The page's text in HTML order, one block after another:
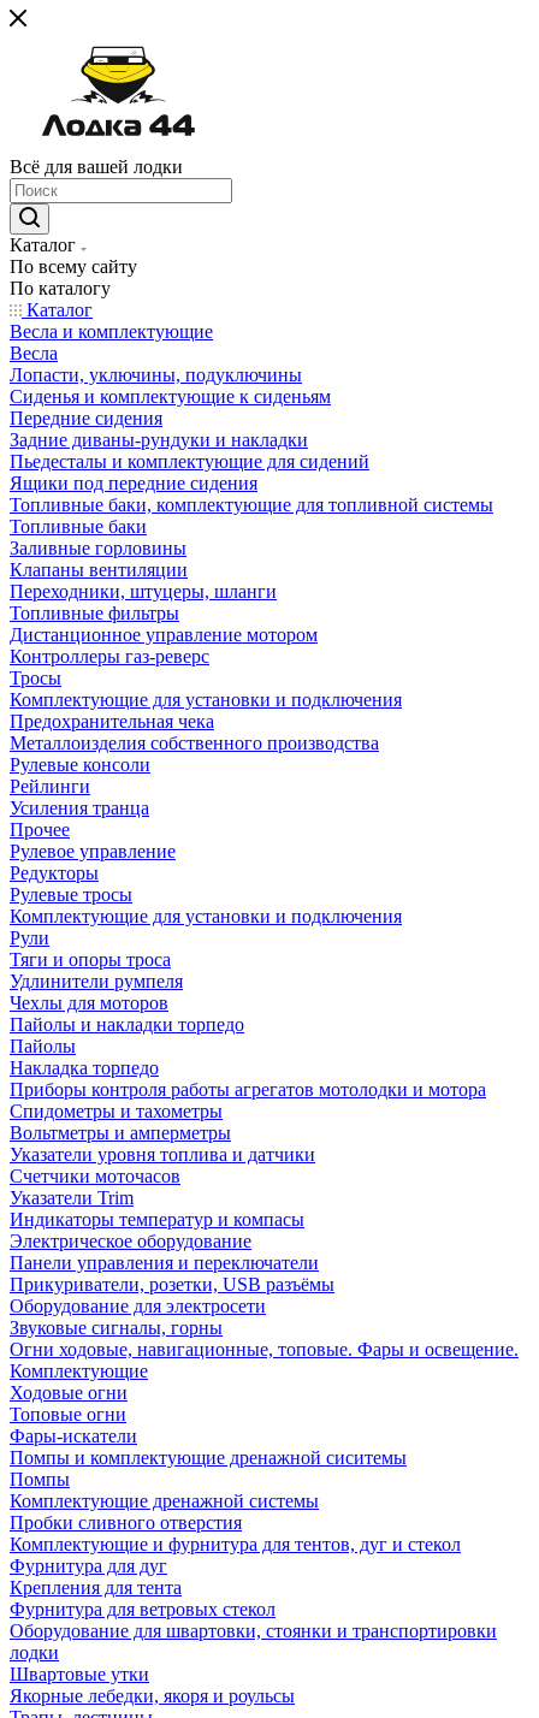
Всё для вашей лодки
Каталог
По всему сайту
По каталогу
Каталог
Весла и комплектующие
Весла
Лопасти, уключины, подуключины
Сиденья и комплектующие к сиденьям
Передние сидения
Задние диваны-рундуки и накладки
Пьедесталы и комплектующие для сидений
Ящики под передние сидения
Топливные баки, комплектующие для топливной системы
Топливные баки
Заливные горловины
Клапаны вентиляции
Переходники, штуцеры, шланги
Топливные фильтры
Дистанционное управление мотором
Контроллеры газ-реверс
Тросы
Комплектующие для установки и подключения
Предохранительная чека
Металлоизделия собственного производства
Рулевые консоли
Рейлинги
Усиления транца
Прочее
Рулевое управление
Редукторы
Рулевые тросы
Комплектующие для установки и подключения
Рули
Тяги и опоры троса
Удлинители румпеля
Чехлы для моторов
Пайолы и накладки торпедо
Пайолы
Накладка торпедо
Приборы контроля работы агрегатов мотолодки и мотора
Спидометры и тахометры
Вольтметры и амперметры
Указатели уровня топлива и датчики
Счетчики моточасов
Указатели Trim
Индикаторы температур и компасы
Электрическое оборудование
Панели управления и переключатели
Прикуриватели, розетки, USB разъёмы
Оборудование для электросети
Звуковые сигналы, горны
Огни ходовые, навигационные, топовые. Фары и освещение.
Комплектующие
Ходовые огни
Топовые огни
Фары-искатели
Помпы и комплектующие дренажной сиситемы
Помпы
Комплектующие дренажной системы
Пробки сливного отверстия
Комплектующие и фурнитура для тентов, дуг и стекол
Фурнитура для дуг
Крепления для тента
Фурнитура для ветровых стекол
Оборудование для швартовки, стоянки и транспортировки
лодки
Швартовые утки
Якорные лебедки, якоря и роульсы